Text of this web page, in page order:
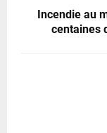
Incendie au
centaines